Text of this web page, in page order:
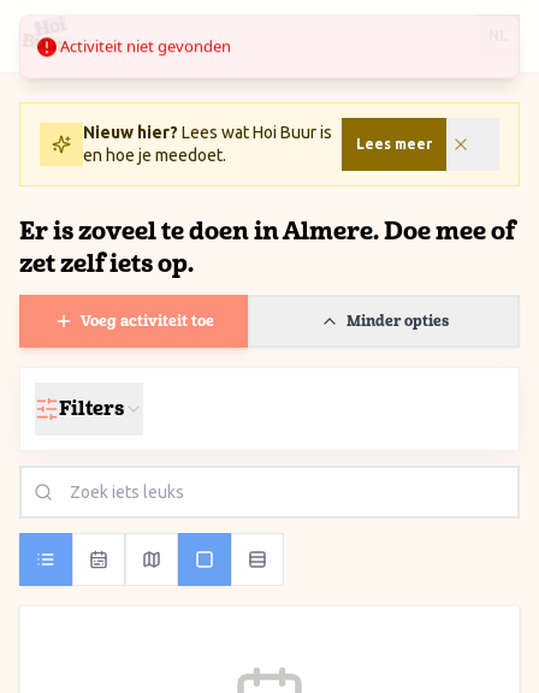
Ga naar inhoud / Skip to content
Nieuw hier? Lees wat Hoi Buur is
en hoe je meedoet.
Lees meer
Er is zoveel te doen in Almere. Doe mee of
zet zelf iets op.
Voeg activiteit toe Minder opties
Filters
Activiteit niet gevonden